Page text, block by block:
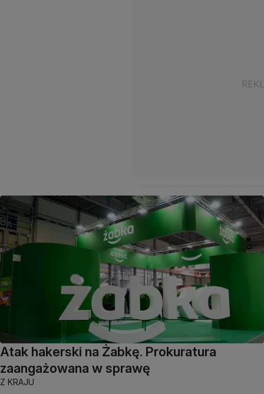
Atak hakerski na Żabkę. Prokuratura
zaangażowana w sprawę
Z KRAJU